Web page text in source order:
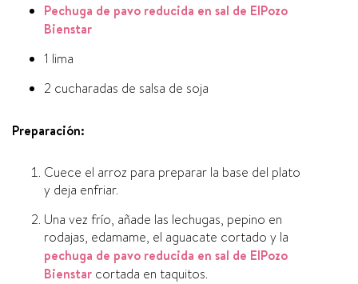
Pechuga de pavo reducida en sal de ElPozo
Bienstar
1 lima
2 cucharadas de salsa de soja
Preparación:
Cuece el arroz para preparar la base del plato
y deja enfriar.
Una vez frío, añade las lechugas, pepino en
rodajas, edamame, el aguacate cortado y la
pechuga de pavo reducida en sal de ElPozo
Bienstar cortada en taquitos.